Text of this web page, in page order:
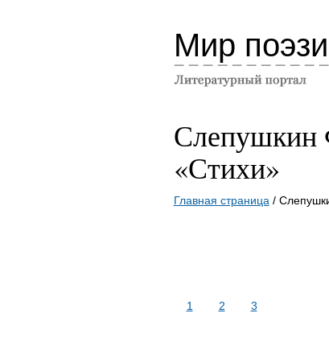
Мир
Слепушкин
«Стихи»
Главная страница /
1 2 3